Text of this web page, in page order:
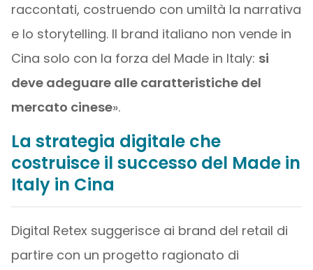
raccontati, costruendo con umiltà la narrativa
e lo storytelling. Il brand italiano non vende in
Cina solo con la forza del Made in Italy: si
deve adeguare alle caratteristiche del
mercato cinese».
La strategia digitale che
costruisce il successo del Made in
Italy in Cina
Digital Retex suggerisce ai brand del retail di
partire con un progetto ragionato di